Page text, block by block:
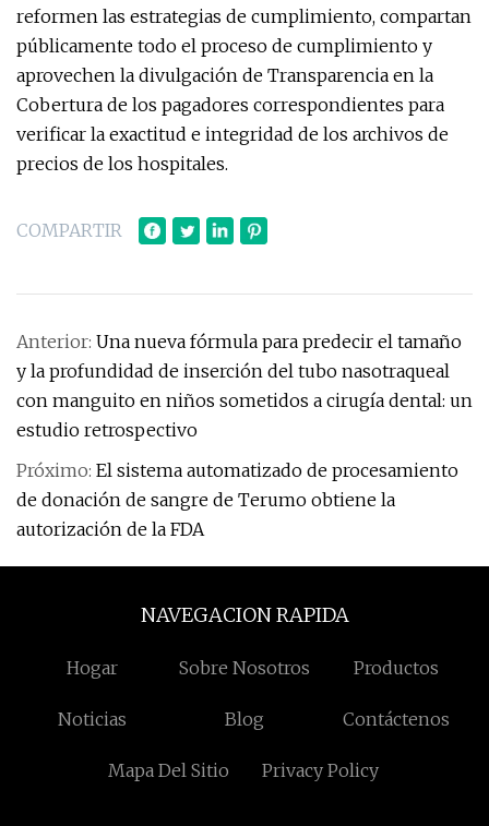
reformen las estrategias de cumplimiento, compartan
públicamente todo el proceso de cumplimiento y
aprovechen la divulgación de Transparencia en la
Cobertura de los pagadores correspondientes para
verificar la exactitud e integridad de los archivos de
precios de los hospitales.
COMPARTIR
Anterior: Una nueva fórmula para predecir el tamaño
y la profundidad de inserción del tubo nasotraqueal
con manguito en niños sometidos a cirugía dental: un
estudio retrospectivo
Próximo: El sistema automatizado de procesamiento
de donación de sangre de Terumo obtiene la
autorización de la FDA
NAVEGACION RAPIDA
Hogar Sobre Nosotros Productos
Noticias Blog Contáctenos
Mapa Del Sitio Privacy Policy